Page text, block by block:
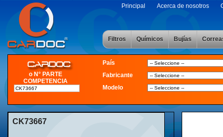
Principal Acerca de nosotros
Filtros Químicos Bujías
o N° PARTE
COMPETENCIA
País
Fabricante
Modelo
CK73667